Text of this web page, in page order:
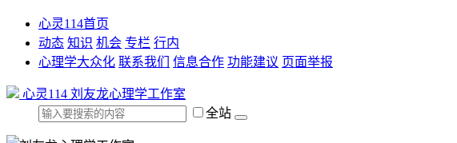
心灵114首页
动态 知识 机会 专栏 行内
心理学大众化 联系我们 信息合作 功能建议 页面举报
心灵114 刘友龙心理学工作室
全站